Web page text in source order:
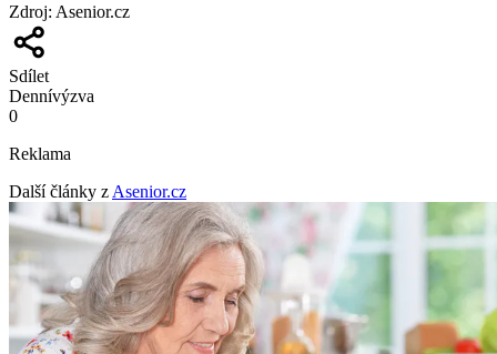
Zdroj: Asenior.cz
Sdílet
Dennívýzva
0
Reklama
Další články z Asenior.cz